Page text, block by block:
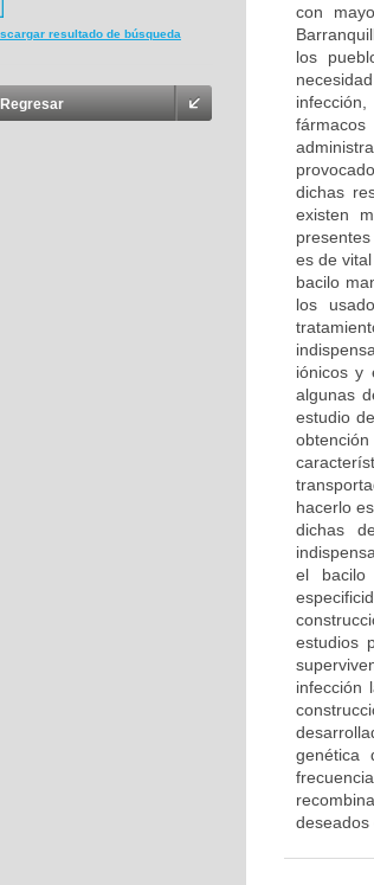
resultado de búsqueda
Regresar
con
los
dichas
existen
es de
bacilo
los
iónicos y
algunas
estudio
hacerlo
dichas
el bacilo
estudios
infección
genética
deseados